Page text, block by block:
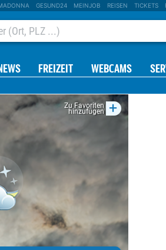
GESUND24 MEINJOB REISEN TICKETS
FREIZEIT WEBCAMS
Zu Favoriten
hinzufügen +